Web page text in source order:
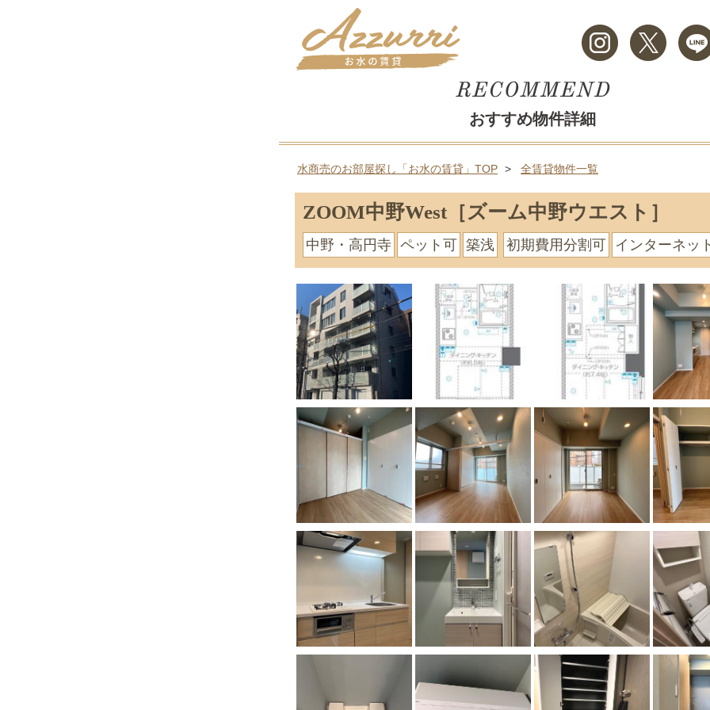
おすすめ物件詳細
水商売のお部屋探し「お水の賃貸」TOP 全賃貸物件一覧
ZOOM中野West［ズーム中野ウエスト］
中野・高円寺 ペット可 築浅 初期費用分割可 インターネッ